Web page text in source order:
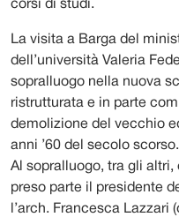
corsi di studi.
La visita a Barga del
dell’università Valeria
sopralluogo nella nuova
ristrutturata e in parte
demolizione del vecchio
anni ’60 del secolo scorso.
Al sopralluogo, tra gli
preso parte il presidente
l’arch. Francesca